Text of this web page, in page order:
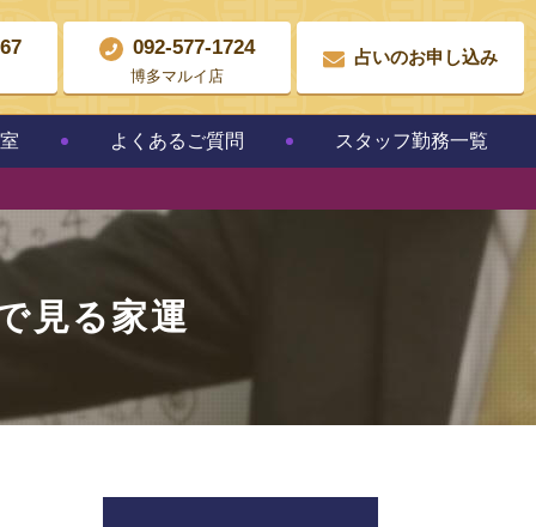
092-577-1724
博多マルイ店
占いのお申し込み
よくあるご質問 スタッフ勤務一覧
見る家運